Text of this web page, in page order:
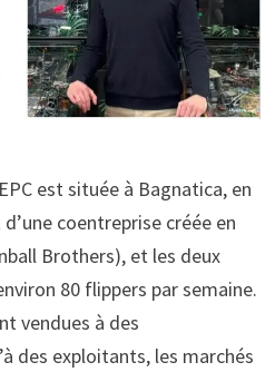
est située à Bagnatica, en
coentreprise créée en
Brothers), et les deux
80 flippers par semaine.
vendues à des
des exploitants, les marchés